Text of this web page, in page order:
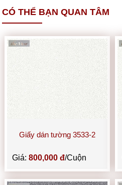
CÓ THỂ BẠN QUAN TÂM
Giấy dán tường 3533-2
Giá:800,000 đ/Cuộn